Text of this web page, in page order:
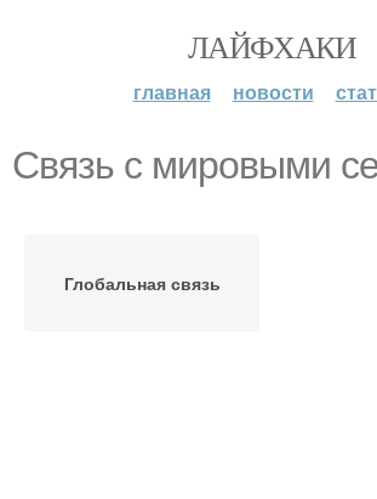
ЛАЙФХАКИ
главная новости
Связь с мировыми
Глобальная связь